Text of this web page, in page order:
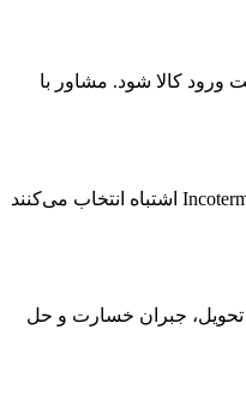
ورود کالا شود. مشاور با
هزینه‌ها و ریسک‌های حمل‌ونقل بین‌المللی، بسته به نوع کالا، مبدأ، مقصد و شرایط قرارداد، تفاوت زیادی دارند. بدون مشاوره تخصصی، بسیاری از بازرگانان روش حمل نامناسب یا Incoterm اشتباه انتخاب می‌کنند
تحویل، جبران خسارت و حل